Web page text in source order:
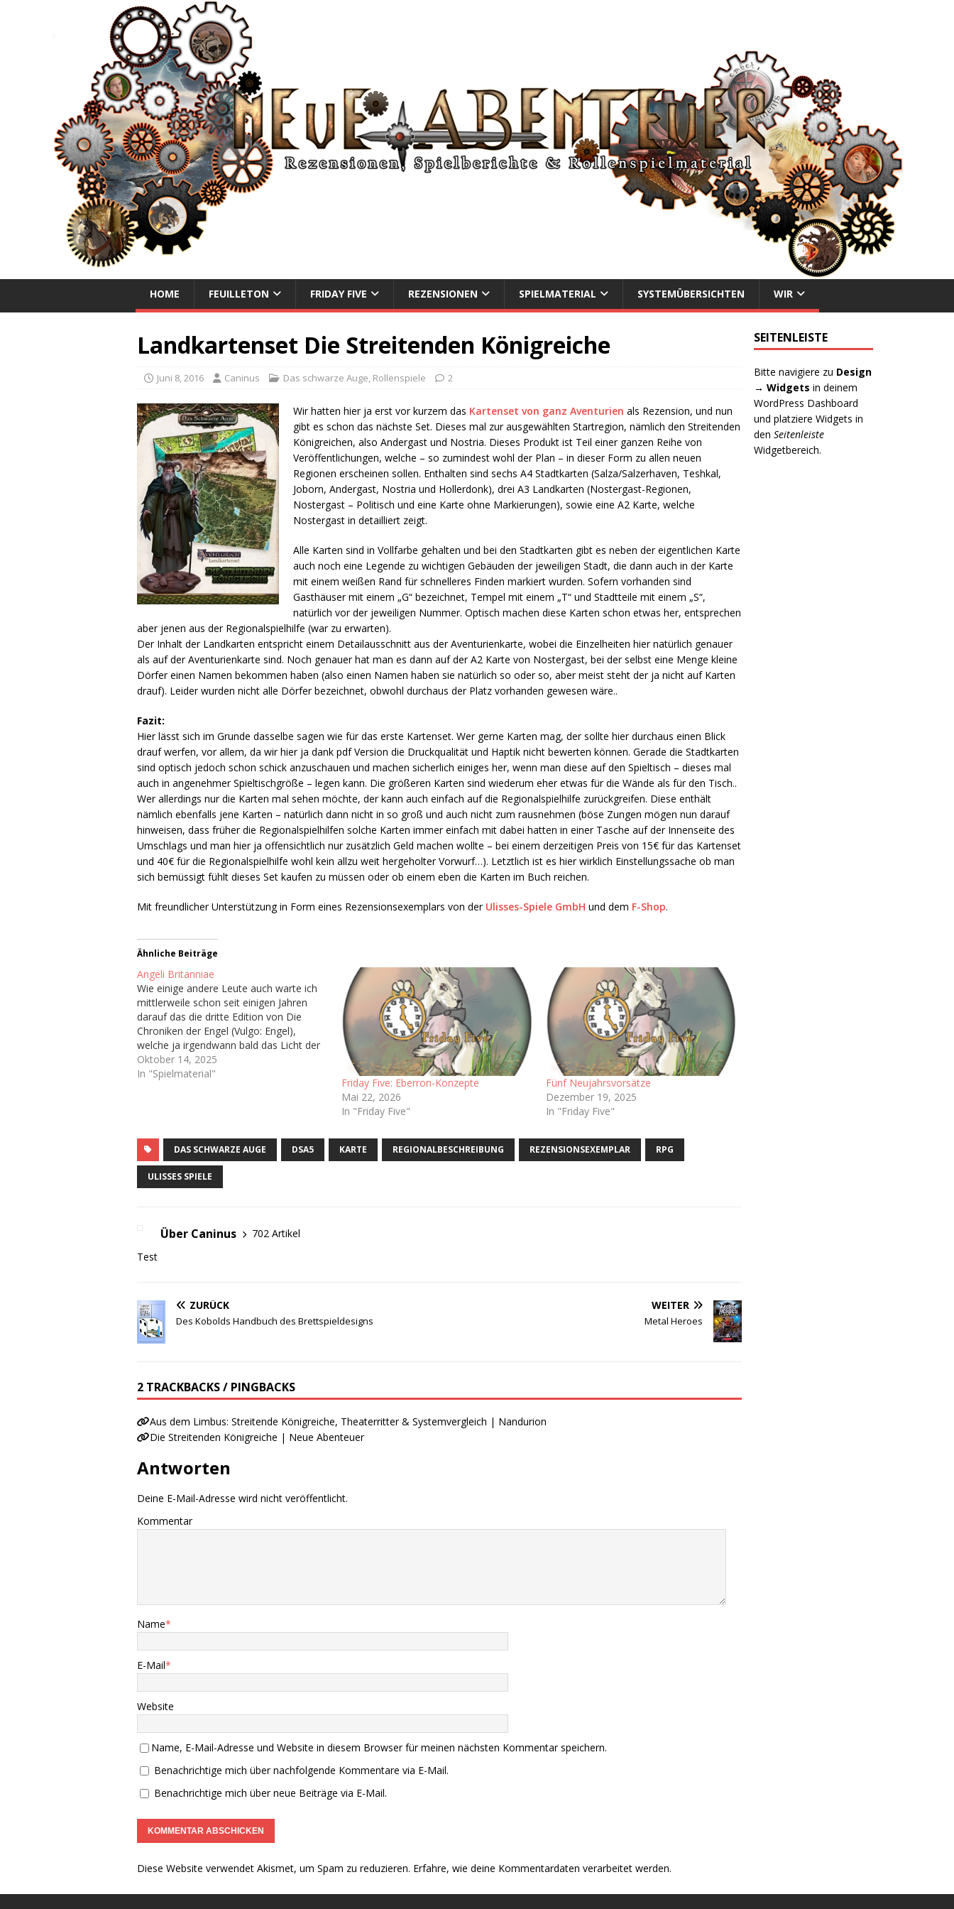
NEUE ABENTEUER
HOME FEUILLETON FRIDAY FIVE REZENSIONEN SPIELMATERIAL SYSTEMÜBERSICHTEN WIR
Landkartenset Die Streitenden Königreiche
Juni 8, 2016 Caninus Das schwarze Auge, Rollenspiele 2
Wir hatten hier ja erst vor kurzem das Kartenset von ganz Aventurien als Rezension, und nun
gibt es schon das nächste Set. Dieses mal zur ausgewählten Startregion, nämlich den Streitenden
Königreichen, also Andergast und Nostria. Dieses Produkt ist Teil einer ganzen Reihe von
Veröffentlichungen, welche – so zumindest wohl der Plan – in dieser Form zu allen neuen
Regionen erscheinen sollen. Enthalten sind sechs A4 Stadtkarten (Salza/Salzerhaven, Teshkal,
Joborn, Andergast, Nostria und Hollerdonk), drei A3 Landkarten (Nostergast-Regionen,
Nostergast – Politisch und eine Karte ohne Markierungen), sowie eine A2 Karte, welche
Nostergast in detailliert zeigt.
Alle Karten sind in Vollfarbe gehalten und bei den Stadtkarten gibt es neben der eigentlichen Karte
auch noch eine Legende zu wichtigen Gebäuden der jeweiligen Stadt, die dann auch in der Karte
mit einem weißen Rand für schnelleres Finden markiert wurden. Sofern vorhanden sind
Gasthäuser mit einem „G“ bezeichnet, Tempel mit einem „T“ und Stadtteile mit einem „S“,
natürlich vor der jeweiligen Nummer. Optisch machen diese Karten schon etwas her, entsprechen
aber jenen aus der Regionalspielhilfe (war zu erwarten).
Der Inhalt der Landkarten entspricht einem Detailausschnitt aus der Aventurienkarte, wobei die Einzelheiten hier natürlich genauer
als auf der Aventurienkarte sind. Noch genauer hat man es dann auf der A2 Karte von Nostergast, bei der selbst eine Menge kleine
Dörfer einen Namen bekommen haben (also einen Namen haben sie natürlich so oder so, aber meist steht der ja nicht auf Karten
drauf). Leider wurden nicht alle Dörfer bezeichnet, obwohl durchaus der Platz vorhanden gewesen wäre..
Fazit:
Hier lässt sich im Grunde dasselbe sagen wie für das erste Kartenset. Wer gerne Karten mag, der sollte hier durchaus einen Blick
drauf werfen, vor allem, da wir hier ja dank pdf Version die Druckqualität und Haptik nicht bewerten können. Gerade die Stadtkarten
sind optisch jedoch schon schick anzuschauen und machen sicherlich einiges her, wenn man diese auf den Spieltisch – dieses mal
auch in angenehmer Spieltischgröße – legen kann. Die größeren Karten sind wiederum eher etwas für die Wände als für den Tisch..
Wer allerdings nur die Karten mal sehen möchte, der kann auch einfach auf die Regionalspielhilfe zurückgreifen. Diese enthält
nämlich ebenfalls jene Karten – natürlich dann nicht in so groß und auch nicht zum rausnehmen (böse Zungen mögen nun darauf
hinweisen, dass früher die Regionalspielhilfen solche Karten immer einfach mit dabei hatten in einer Tasche auf der Innenseite des
Umschlags und man hier ja offensichtlich nur zusätzlich Geld machen wollte – bei einem derzeitigen Preis von 15€ für das Kartenset
und 40€ für die Regionalspielhilfe wohl kein allzu weit hergeholter Vorwurf…). Letztlich ist es hier wirklich Einstellungssache ob man
sich bemüssigt fühlt dieses Set kaufen zu müssen oder ob einem eben die Karten im Buch reichen.
Mit freundlicher Unterstützung in Form eines Rezensionsexemplars von der Ulisses-Spiele GmbH und dem F-Shop.
Ähnliche Beiträge
Angeli Britanniae
Wie einige andere Leute auch warte ich
mittlerweile schon seit einigen Jahren
darauf das die dritte Edition von Die
Chroniken der Engel (Vulgo: Engel),
welche ja irgendwann bald das Licht der
Welt erblicken soll. Hoffentlich. Immerhin
haben wir ja schon ein Playtest-
Oktober 14, 2025
In "Spielmaterial"
Friday Five: Eberron-Konzepte
Mai 22, 2026
In "Friday Five"
Fünf Neujahrsvorsätze
Dezember 19, 2025
In "Friday Five"
DAS SCHWARZE AUGE DSA5 KARTE REGIONALBESCHREIBUNG REZENSIONSEXEMPLAR RPG
ULISSES SPIELE
Über Caninus
702 Artikel
Test
ZURÜCK
Des Kobolds Handbuch des Brettspieldesigns
WEITER
Metal Heroes
2 TRACKBACKS / PINGBACKS
Aus dem Limbus: Streitende Königreiche, Theaterritter & Systemvergleich | Nandurion
Die Streitenden Königreiche | Neue Abenteuer
Antworten
Deine E-Mail-Adresse wird nicht veröffentlicht.
Kommentar
Name*
E-Mail*
Website
Name, E-Mail-Adresse und Website in diesem Browser für meinen nächsten Kommentar speichern.
Benachrichtige mich über nachfolgende Kommentare via E-Mail.
Benachrichtige mich über neue Beiträge via E-Mail.
Diese Website verwendet Akismet, um Spam zu reduzieren. Erfahre, wie deine Kommentardaten verarbeitet werden.
SEITENLEISTE
Bitte navigiere zu Design
→ Widgets in deinem
WordPress Dashboard
und platziere Widgets in
denSeitenleiste
Widgetbereich.